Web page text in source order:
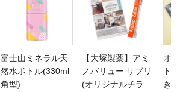
富士山ミネラル天
然水ボトル(330ml
角型)
【大塚製薬】アミ
ノバリュー サプリ
(オリジナルチラ
オ
ト
き)